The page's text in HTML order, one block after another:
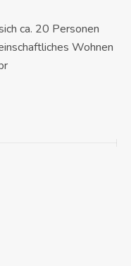
ca. 20 Personen
Wohnen